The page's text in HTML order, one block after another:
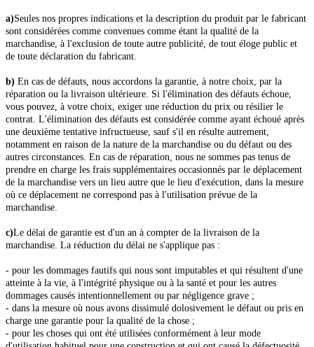
a)Seules nos propres indications et la description du produit par le fabricant
sont considérées comme convenues comme étant la qualité de la
marchandise, à l'exclusion de toute autre publicité, de tout éloge public et
de toute déclaration du fabricant.
b) En cas de défauts, nous accordons la garantie, à notre choix, par la
réparation ou la livraison ultérieure. Si l'élimination des défauts échoue,
vous pouvez, à votre choix, exiger une réduction du prix ou résilier le
contrat. L'élimination des défauts est considérée comme ayant échoué après
une deuxième tentative infructueuse, sauf s'il en résulte autrement,
notamment en raison de la nature de la marchandise ou du défaut ou des
autres circonstances. En cas de réparation, nous ne sommes pas tenus de
prendre en charge les frais supplémentaires occasionnés par le déplacement
de la marchandise vers un lieu autre que le lieu d'exécution, dans la mesure
où ce déplacement ne correspond pas à l'utilisation prévue de la
marchandise.
c)Le délai de garantie est d'un an à compter de la livraison de la
marchandise. La réduction du délai ne s'applique pas :
- pour les dommages fautifs qui nous sont imputables et qui résultent d'une
atteinte à la vie, à l'intégrité physique ou à la santé et pour les autres
dommages causés intentionnellement ou par négligence grave ;
- dans la mesure où nous avons dissimulé dolosivement le défaut ou pris en
charge une garantie pour la qualité de la chose ;
- pour les choses qui ont été utilisées conformément à leur mode